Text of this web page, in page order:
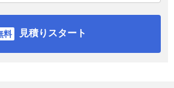
見積りスタート